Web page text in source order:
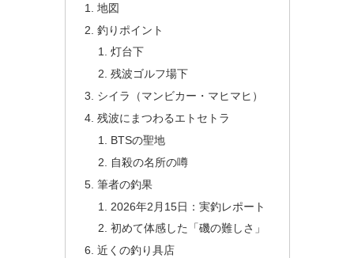
地図
釣りポイント
灯台下
残波ゴルフ場下
シイラ（マンビカー・マヒマヒ）
残波にまつわるエトセトラ
BTSの聖地
自殺の名所の噂
筆者の釣果
2026年2月15日：実釣レポート
初めて体感した「磯の難しさ」
近くの釣り具店